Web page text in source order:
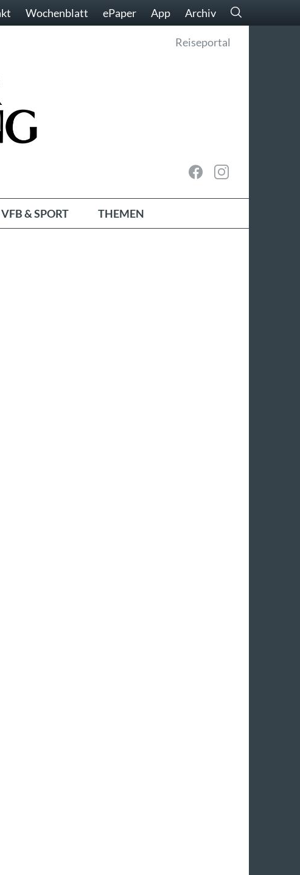
Wochenblatt ePaper App Archiv
Reiseportal
VFB & SPORT THEMEN